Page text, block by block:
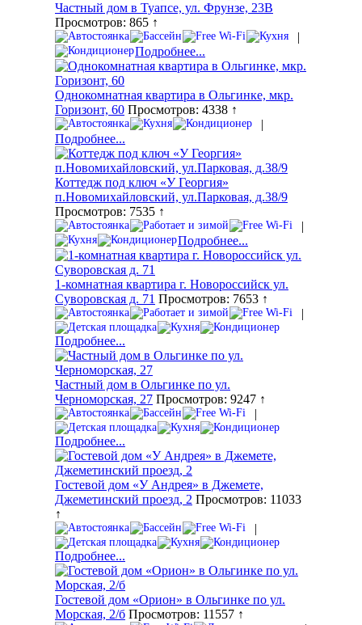
Частный дом в Туапсе, ул. Фрунзе, 23В
Просмотров: 865 ↑
|
Подробнее...
Однокомнатная квартира в Ольгинке, мкр.
Горизонт, 60 Просмотров: 4338 ↑
|
Подробнее...
Коттедж под ключ «У Георгия»
п.Новомихайловский, ул.Парковая, д.38/9
Просмотров: 7535 ↑
|
Подробнее...
1-комнатная квартира г. Новороссийск ул.
Суворовская д. 71 Просмотров: 7653 ↑
|
Подробнее...
Частный дом в Ольгинке по ул.
Черноморская, 27 Просмотров: 9247 ↑
|
Подробнее...
Гостевой дом «У Андрея» в Джемете,
Джеметинский проезд, 2 Просмотров: 11033
↑
|
Подробнее...
Гостевой дом «Орион» в Ольгинке по ул.
Морская, 2/б Просмотров: 11557 ↑